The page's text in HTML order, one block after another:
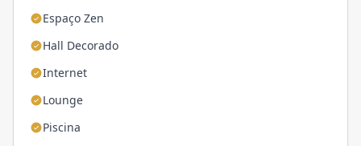
Espaço Zen
Hall Decorado
Internet
Lounge
Piscina